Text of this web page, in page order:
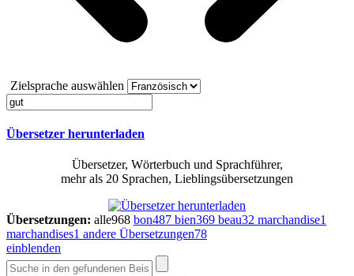
Zielsprache auswählen
Übersetzer herunterladen
Übersetzer, Wörterbuch und Sprachführer,
mehr als 20 Sprachen, Lieblingsübersetzungen
Übersetzungen: alle968 bon487 bien369 beau32 marchandise1
marchandises1 andere Übersetzungen78
einblenden